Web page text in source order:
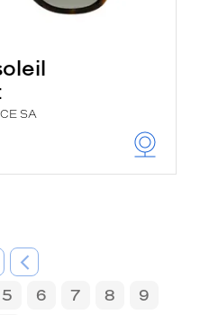
SA
5 6 7 8
9